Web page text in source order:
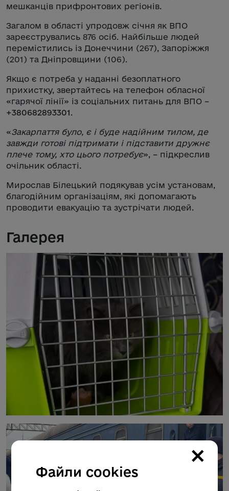
мешканців прифронтових регіонів.
Загалом в області упродовж січня як ВПО
зареєструвались 876 осіб. Найбільше людей
перемістились із Донеччини (267), Запоріжжя
(201) та Дніпровщини (106).
Якщо є потреба у наданні безоплатного
прихистку, звертайтесь на телефон обласної
«гарячої лінії» із соціальних питань для ВПО –
+380682893301.
«Закарпаття було, є і буде надійним тилом, де
завжди готові підтримати і підставити дружнє
плече тому, хто цього потребує», – підкреслив
очільник області.
Мирослав Білецький подякував усім установам,
благодійним організаціям, які допомагають
проводити евакуацію та зустрічати людей.
Галерея
×
Файли cookies